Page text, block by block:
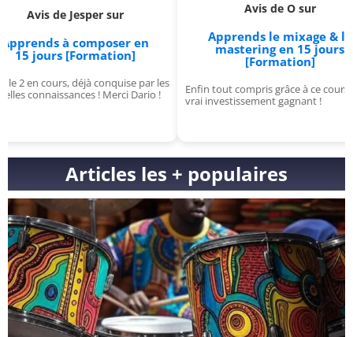
Jesper sur
composer en
[Formation]
déjà conquise par les
! Merci Dario !
Avis de O sur
Apprends le mixage & le
mastering en 15 jours
[Formation]
Enfin tout compris grâce à ce cours, un
vrai investissement gagnant !
Articles les + populaires